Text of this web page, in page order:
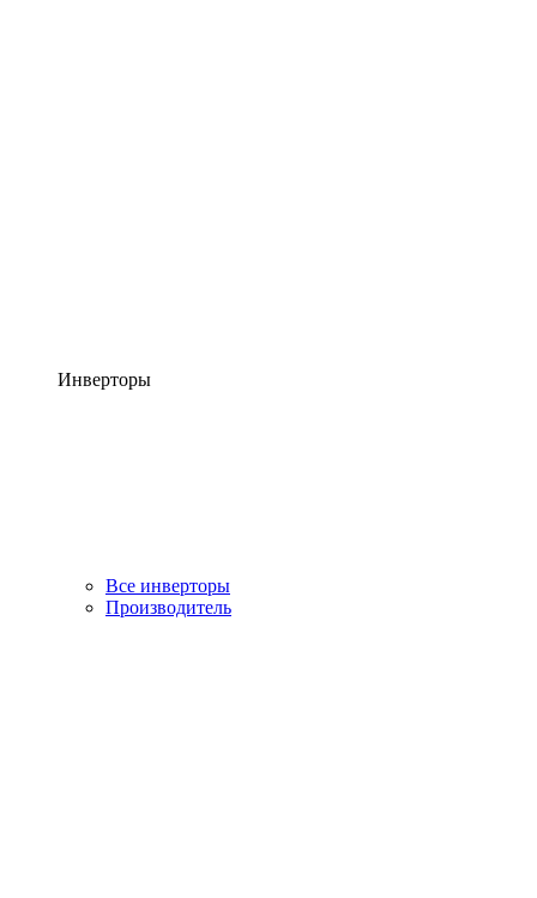
Инверторы
Все инверторы
Производитель